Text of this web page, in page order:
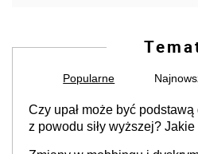
Popularne
Czy upał może być
z powodu siły wyższej?